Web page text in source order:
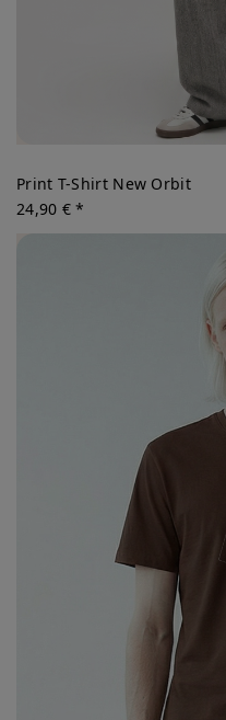
Print T-Shirt New Orbit
24,90 € *